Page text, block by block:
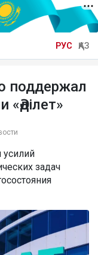
РУС ҚАЗ
поддержал
усилий
задач